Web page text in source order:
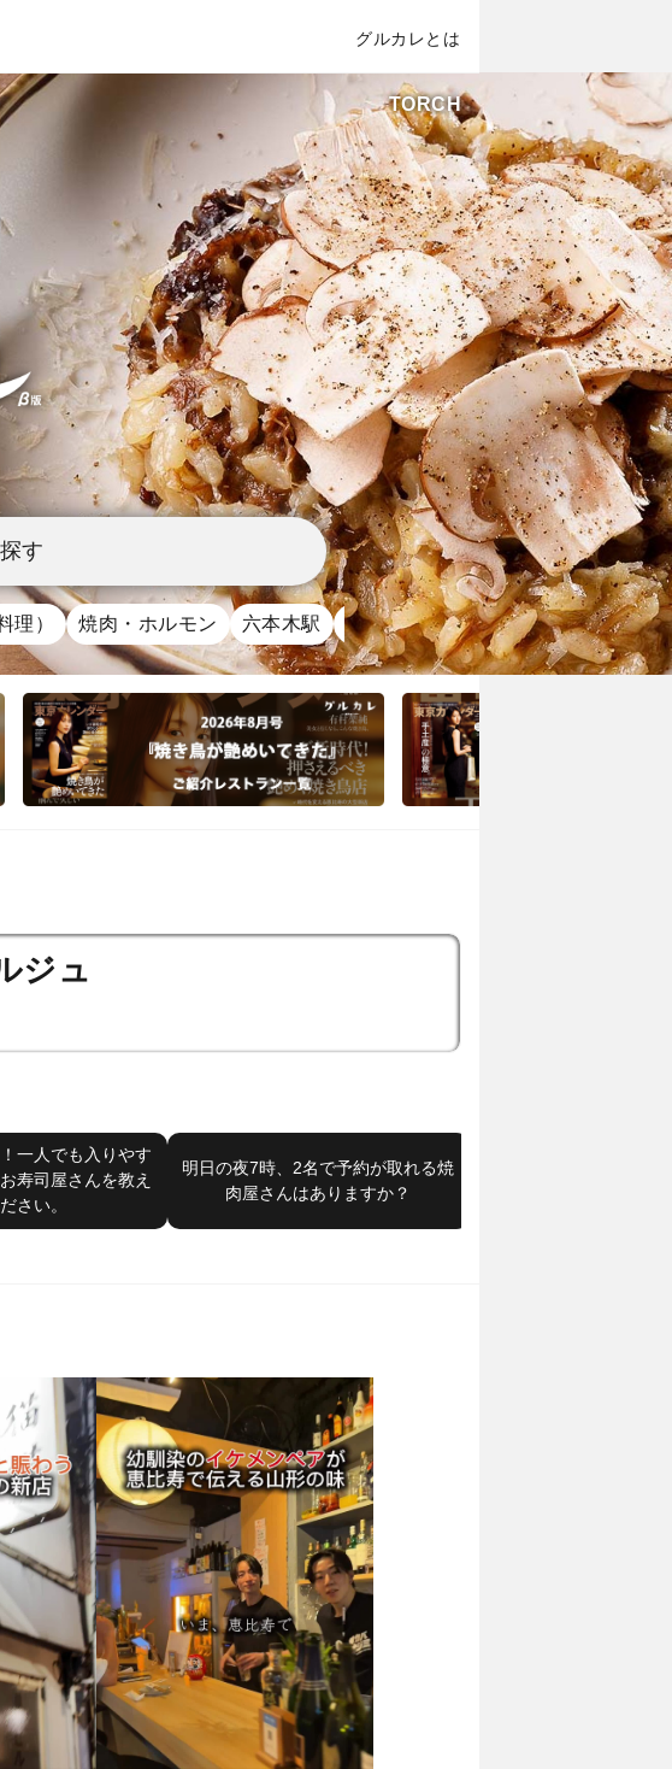
グルカレとは
TORCH
す
理） 焼肉・ホルモン 六本木駅 渋谷駅 恵比寿駅
ジュ
一人でも入りやす
寿司屋さんを教え
さい。
明日の夜7時、2名で予約が取れる焼
肉屋さんはありますか？